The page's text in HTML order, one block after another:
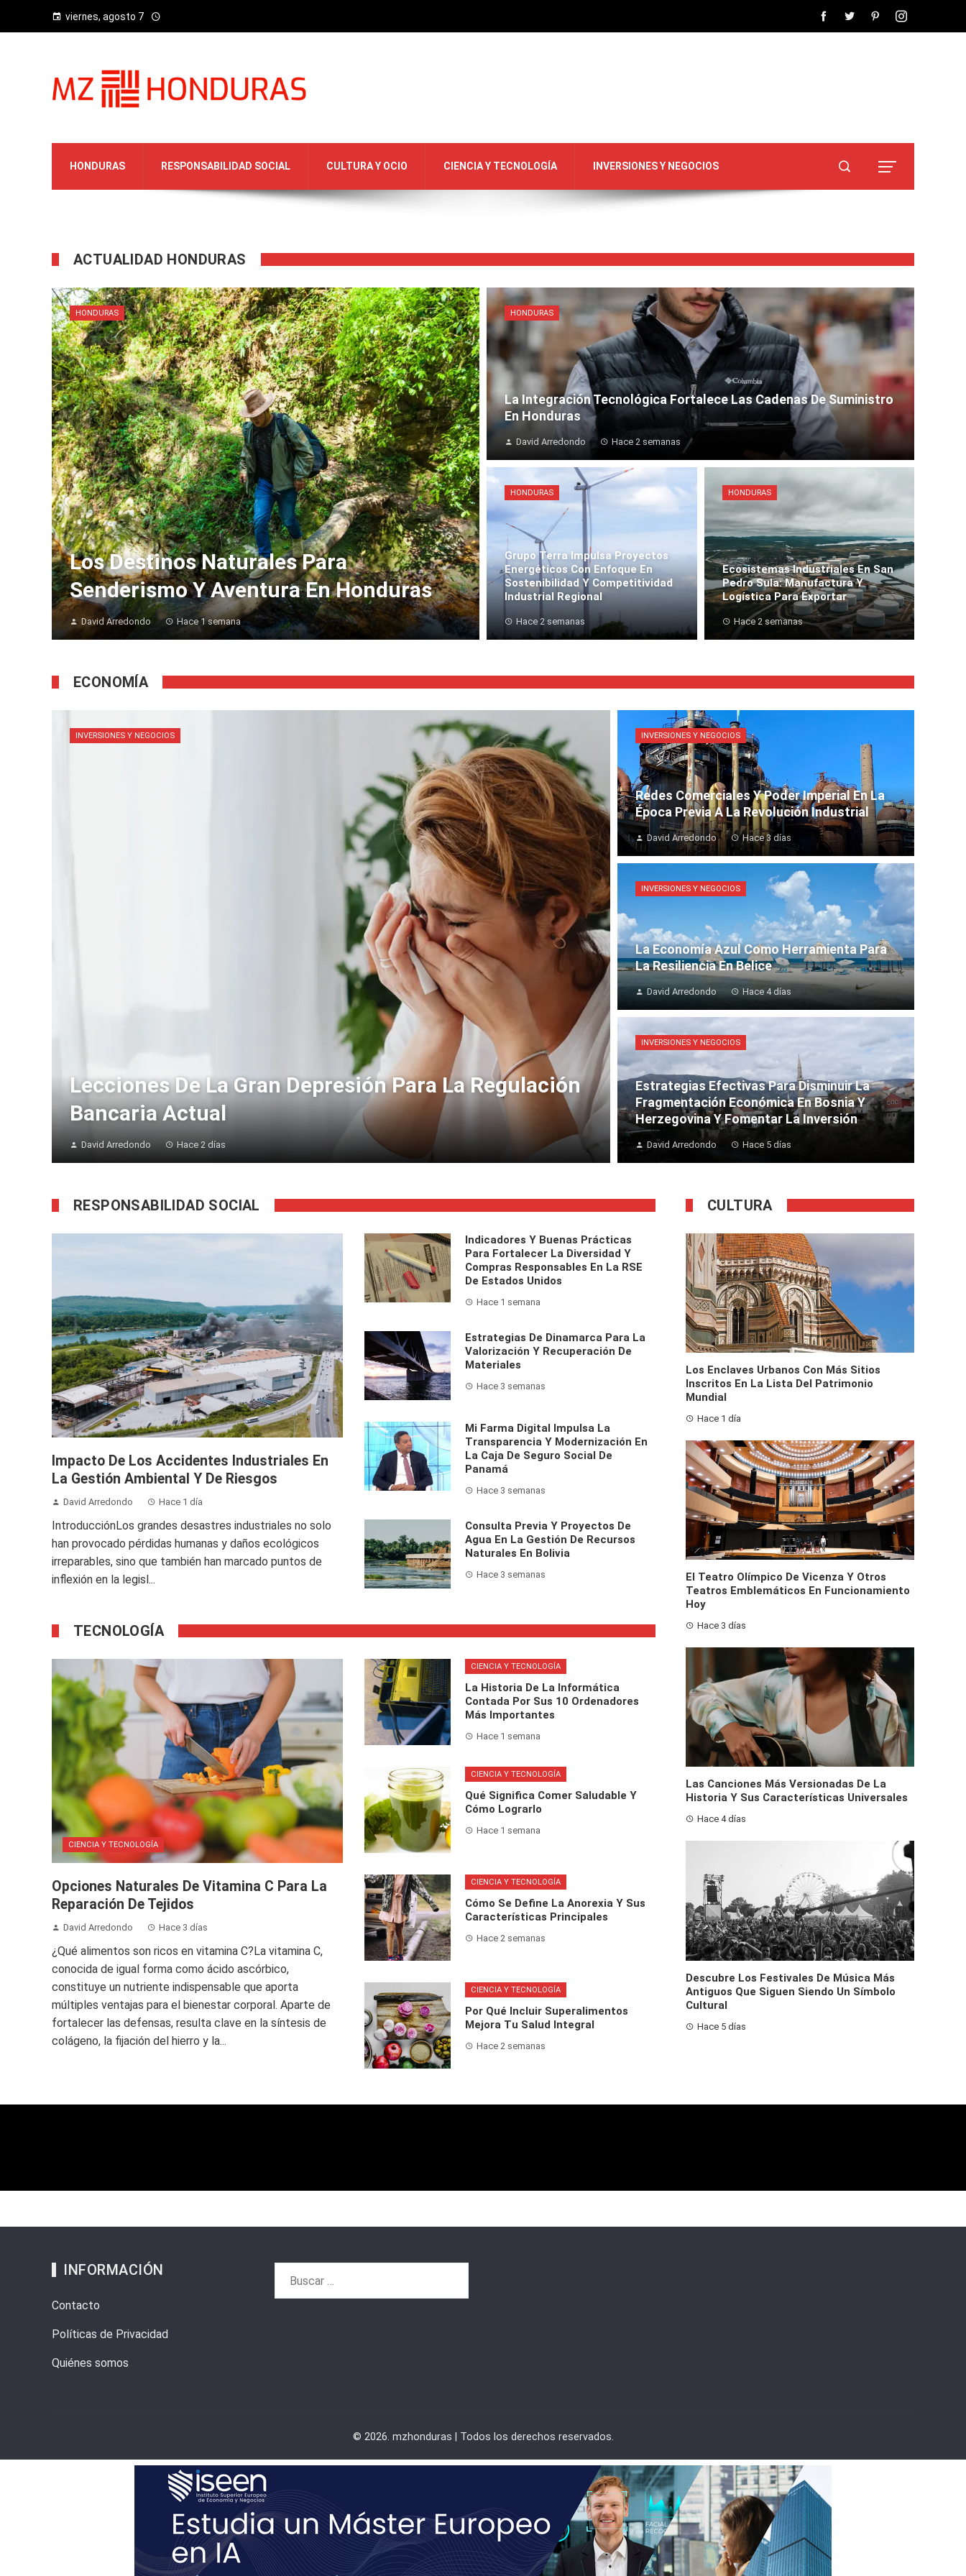
viernes, agosto 7
HONDURAS RESPONSABILIDAD SOCIAL CULTURA Y OCIO CIENCIA Y TECNOLOGÍA INVERSIONES Y NEGOCIOS
ACTUALIDAD HONDURAS
HONDURAS
Los Destinos Naturales Para
Senderismo Y Aventura En Honduras
David Arredondo Hace 1 semana
HONDURAS
La Integración Tecnológica Fortalece Las Cadenas De Suministro
En Honduras
David Arredondo Hace 2 semanas
HONDURAS
Grupo Terra Impulsa Proyectos
Energéticos Con Enfoque En
Sostenibilidad Y Competitividad
Industrial Regional
Hace 2 semanas
HONDURAS
Ecosistemas Industriales En San
Pedro Sula: Manufactura Y
Logística Para Exportar
Hace 2 semanas
ECONOMÍA
INVERSIONES Y NEGOCIOS
Lecciones De La Gran Depresión Para La Regulación
Bancaria Actual
David Arredondo Hace 2 días
INVERSIONES Y NEGOCIOS
Redes Comerciales Y Poder Imperial En La
Época Previa A La Revolución Industrial
David Arredondo Hace 3 días
INVERSIONES Y NEGOCIOS
La Economía Azul Como Herramienta Para
La Resiliencia En Belice
David Arredondo Hace 4 días
INVERSIONES Y NEGOCIOS
Estrategias Efectivas Para Disminuir La
Fragmentación Económica En Bosnia Y
Herzegovina Y Fomentar La Inversión
David Arredondo Hace 5 días
RESPONSABILIDAD SOCIAL
Impacto De Los Accidentes Industriales En
La Gestión Ambiental Y De Riesgos
David Arredondo Hace 1 día
IntroducciónLos grandes desastres industriales no solo
han provocado pérdidas humanas y daños ecológicos
irreparables, sino que también han marcado puntos de
inflexión en la legisl...
Indicadores Y Buenas Prácticas
Para Fortalecer La Diversidad Y
Compras Responsables En La RSE
De Estados Unidos
Hace 1 semana
Estrategias De Dinamarca Para La
Valorización Y Recuperación De
Materiales
Hace 3 semanas
Mi Farma Digital Impulsa La
Transparencia Y Modernización En
La Caja De Seguro Social De
Panamá
Hace 3 semanas
Consulta Previa Y Proyectos De
Agua En La Gestión De Recursos
Naturales En Bolivia
Hace 3 semanas
TECNOLOGÍA
CIENCIA Y TECNOLOGÍA
Opciones Naturales De Vitamina C Para La
Reparación De Tejidos
David Arredondo Hace 3 días
¿Qué alimentos son ricos en vitamina C?La vitamina C,
conocida de igual forma como ácido ascórbico,
constituye un nutriente indispensable que aporta
múltiples ventajas para el bienestar corporal. Aparte de
fortalecer las defensas, resulta clave en la síntesis de
colágeno, la fijación del hierro y la...
CIENCIA Y TECNOLOGÍA
La Historia De La Informática
Contada Por Sus 10 Ordenadores
Más Importantes
Hace 1 semana
CIENCIA Y TECNOLOGÍA
Qué Significa Comer Saludable Y
Cómo Lograrlo
Hace 1 semana
CIENCIA Y TECNOLOGÍA
Cómo Se Define La Anorexia Y Sus
Características Principales
Hace 2 semanas
CIENCIA Y TECNOLOGÍA
Por Qué Incluir Superalimentos
Mejora Tu Salud Integral
Hace 2 semanas
CULTURA
Los Enclaves Urbanos Con Más Sitios
Inscritos En La Lista Del Patrimonio
Mundial
Hace 1 día
El Teatro Olímpico De Vicenza Y Otros
Teatros Emblemáticos En Funcionamiento
Hoy
Hace 3 días
Las Canciones Más Versionadas De La
Historia Y Sus Características Universales
Hace 4 días
Descubre Los Festivales De Música Más
Antiguos Que Siguen Siendo Un Símbolo
Cultural
Hace 5 días
INFORMACIÓN
Contacto
Políticas de Privacidad
Quiénes somos
© 2026. mzhonduras | Todos los derechos reservados.